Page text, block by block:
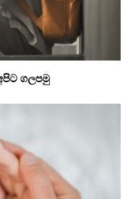
අපිට ගලපමු